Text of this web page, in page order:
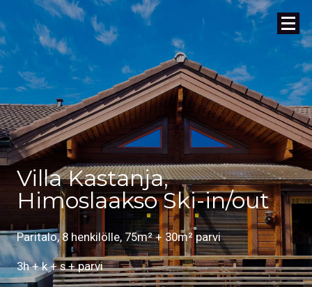
Villa Kastanja,
Himoslaakso Ski-in/out
Paritalo, 8 henkilölle, 75m² + 30m² parvi
3h + k + s + parvi